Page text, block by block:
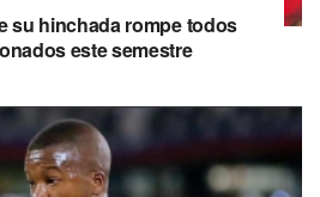
su hinchada rompe todos
este semestre